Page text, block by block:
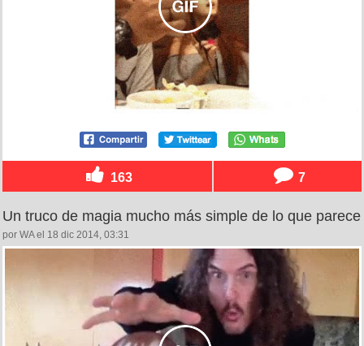
163 7
Un truco de magia mucho más simple de lo que parece
por WA el 18 dic 2014, 03:31